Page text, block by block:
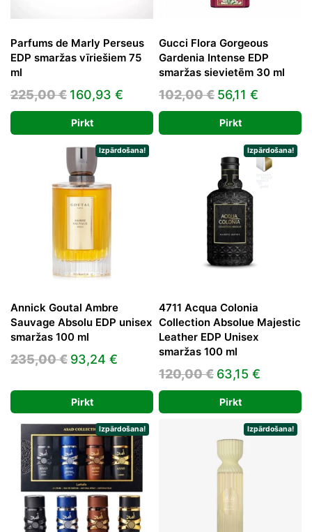
Parfums de Marly Perseus
EDP smaržas vīriešiem 75
ml
225,00€ Original
price
was:
225,00 €.
160,93 € Current
price
is:
160,93 €.
Pirkt
Gucci Flora Gorgeous
Gardenia Intense EDP
smaržas sievietēm 30 ml
102,00€ Original
price
was:
102,00 €.
56,11 €
price
is:
56,11 €.
Pirkt
Izpārdošana!
Annick Goutal Ambre
Sauvage Absolu EDP unisex
smaržas 100 ml
235,00€ Original
was:
235,00 €.
93,24 € Current
93,24 €.
Pirkt
Izpārdošana!
4711 Acqua Colonia
Collection Absolue Majestic
Leather EDP Unisex
smaržas 100 ml
120,00€ Original
price
was:
120,00 €.
63,15 €
price
is:
63,15 €.
Pirkt
Izpārdošana! Izpārdošana!